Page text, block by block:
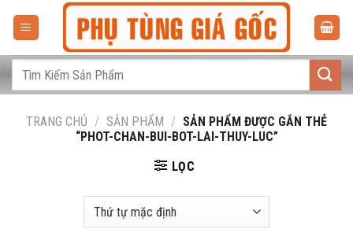
dungTìm
TRANG CHỦ / SẢN PHẨM / SẢN PHẨM ĐƯỢC GẮN THẺ
“PHOT-CHAN-BUI-BOT-LAI-THUY-LUC”
LỌC